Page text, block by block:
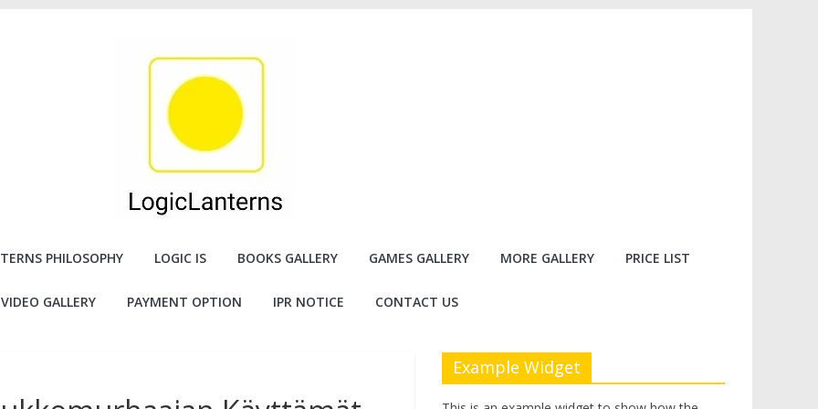
PHILOSOPHY LOGIC IS BOOKS GALLERY GAMES GALLERY MORE GALLERY PRICE LIST
VIDEO GALLERY PAYMENT OPTION IPR NOTICE CONTACT US
Example Widget